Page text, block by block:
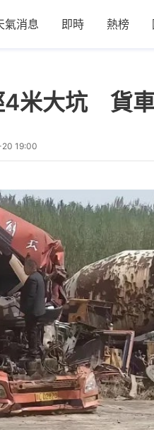
氣消息 即時 熱榜
4米大坑 貨
19:00